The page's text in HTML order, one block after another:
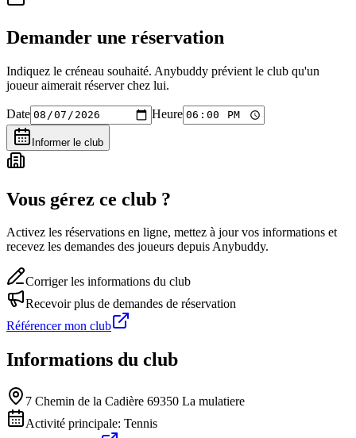
Demander une réservation
Indiquez le créneau souhaité. Anybuddy prévient le club qu'un
joueur aimerait réserver chez lui.
Date Heure
Informer le club
Vous gérez ce club ?
Activez les réservations en ligne, mettez à jour vos informations et
recevez les demandes des joueurs depuis Anybuddy.
Corriger les informations du club
Recevoir plus de demandes de réservation
Référencer mon club
Informations du club
7 Chemin de la Cadière 69350 La mulatiere
Activité principale: Tennis